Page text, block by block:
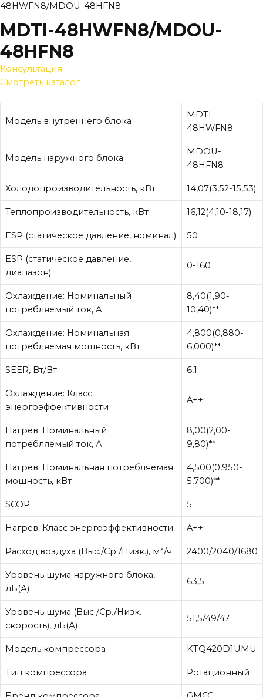
48HWFN8/MDOU-48HFN8
MDTI-48HWFN8/MDOU-
48HFN8
Консультация
Смотреть каталог
Модель внутреннего блока
MDTI-
48HWFN8
Модель наружного блока
MDOU-
48HFN8
Холодопроизводительность, кВт 14,07(3,52-15,53)
Теплопроизводительность, кВт 16,12(4,10-18,17)
ESP (статическое давление, номинал) 50
ESP (статическое давление,
диапазон)
0-160
Охлаждение: Номинальный
потребляемый ток, A
8,40(1,90-
10,40)**
Охлаждение: Номинальная
потребляемая мощность, кВт
4,800(0,880-
6,000)**
SEER, Вт/Вт 6,1
Охлаждение: Класс
энергоэффективности
A++
Нагрев: Номинальный
потребляемый ток, А
8,00(2,00-
9,80)**
Нагрев: Номинальная потребляемая
мощность, кВт
4,500(0,950-
5,700)**
SCOP 5
Нагрев: Класс энергоэффективности A++
Расход воздуха (Выс./Ср./Низк.), м³/ч 2400/2040/1680
Уровень шума наружного блока,
дБ(А)
63,5
Уровень шума (Выс./Ср./Низк.
скорость), дБ(А)
51,5/49/47
Модель компрессора KTQ420D1UMU
Тип компрессора Ротационный